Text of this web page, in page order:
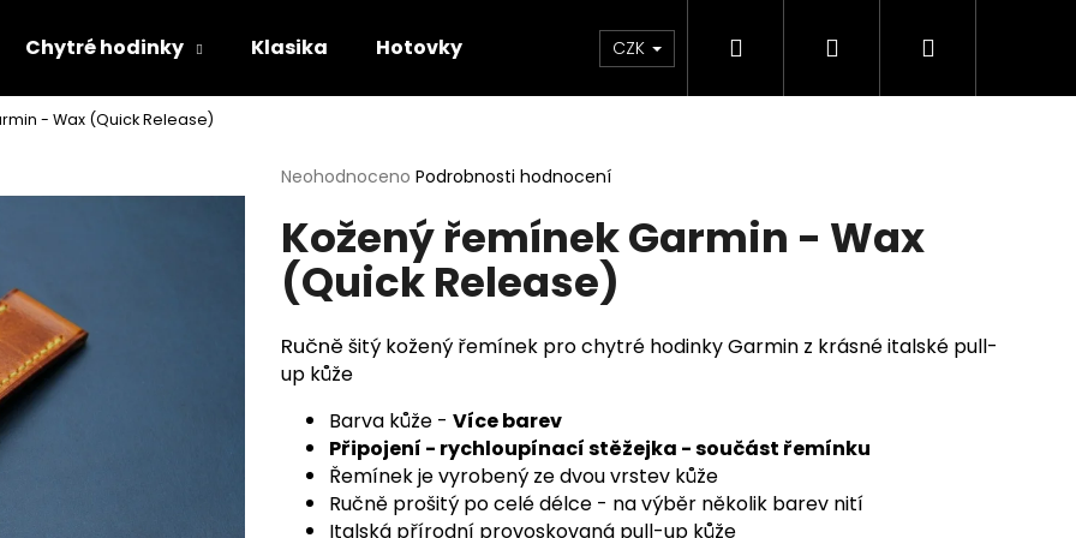
Chytré hodinky Klasika Hotovky Dárkové poukazy Obchodní podmínky
CZK Hledat PřihlášeníNákupní
- Wax (Quick Release)
Průměrné
produktu
je
0,0
z
hvězdiček.
Neohodnoceno Podrobnosti hodnocení
Kožený řemínek Garmin - Wax
(Quick Release)
Ručně šitý kožený řemínek pro chytré hodinky Garmin z krásné italské pull-
up kůže
Barva kůže - Více barev
Připojení - rychloupínací stěžejka - součást řemínku
Řemínek je vyrobený ze dvou vrstev kůže
Ručně prošitý po celé délce - na výběr několik barev nití
Italská přírodní provoskovaná pull-up kůže
Co potřebujete najít?
HLEDAT
Doporučujeme